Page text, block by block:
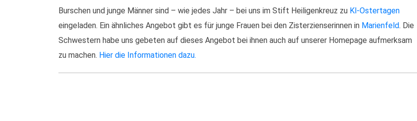
Burschen und junge Männer sind – wie jedes Jahr – bei uns im Stift Heiligenkreuz zu Kl-Ostertagen
eingeladen. Ein ähnliches Angebot gibt es für junge Frauen bei den Zisterzienserinnen in Marienfeld. Die
Schwestern habe uns gebeten auf dieses Angebot bei ihnen auch auf unserer Homepage aufmerksam
zu machen. Hier die Informationen dazu.